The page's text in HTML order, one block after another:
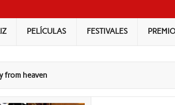
PELÍCULAS FESTIVALES
from heaven